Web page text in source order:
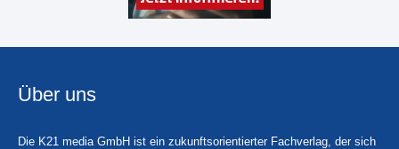
Über uns
Die K21 media GmbH ist ein zukunftsorientierter Fachverlag, der sich